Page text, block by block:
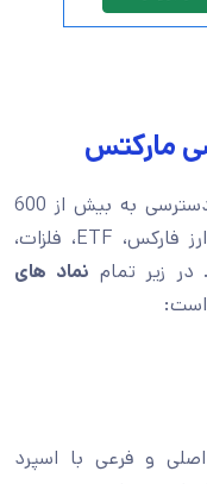
مارکتس
به کاربران امکان دسترسی به بیش از 600
نماد معاملاتی مختلف از جمله جفت ارز فارکس، ETF، فلزات،
زیر تمام نماد های
است:
49 جفت ارز اصلی و فرعی با اسپرد